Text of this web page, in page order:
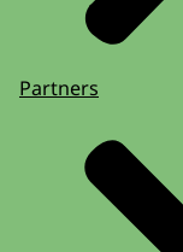
Partners